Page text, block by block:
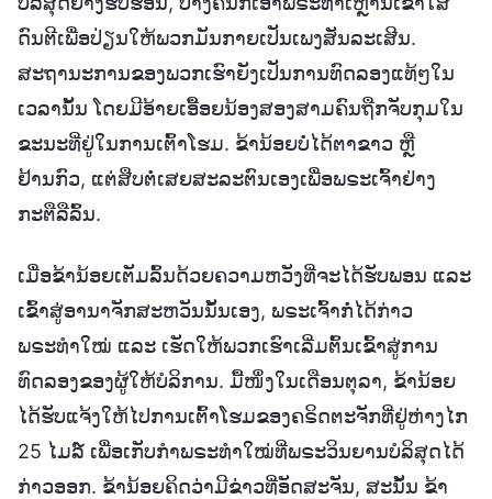
ດົນຕີເພື່ອປ່ຽນໃຫ້ພວກມັນກາຍເປັນເພງສັນລະເສີນ.
ສະຖານະການຂອງພວກເຮົາຍັງເປັນການທົດລອງແທ້ໆໃນ
ເວລານັ້ນ ໂດຍມີອ້າຍເອື້ອຍນ້ອງສອງສາມຄົນຖືກຈັບກຸມໃນ
ຂະນະທີ່ຢູ່ໃນການເຕົ້າໂຮມ. ຂ້ານ້ອຍບໍ່ໄດ້ຕາຂາວ ຫຼື
ຢ້ານກົວ, ແຕ່ສືບຕໍ່ເສຍສະລະຕົນເອງເພື່ອພຣະເຈົ້າຢ່າງ
ກະຕືລືລົ້ນ.
ເມື່ອຂ້ານ້ອຍເຕັມລົ້ນດ້ວຍຄວາມຫວັງທີ່ຈະໄດ້ຮັບພອນ ແລະ
ເຂົ້າສູ່ອານາຈັກສະຫວັນນັ້ນເອງ, ພຣະເຈົ້າກໍ່ໄດ້ກ່າວ
ພຣະທຳໃໝ່ ແລະ ເຮັດໃຫ້ພວກເຮົາເລີ່ມຕົ້ນເຂົ້າສູ່ການ
ທົດລອງຂອງຜູ້ໃຫ້ບໍລິການ. ມື້ໜຶ່ງໃນເດືອນຕຸລາ, ຂ້ານ້ອຍ
ໄດ້ຮັບແຈ້ງໃຫ້ໄປການເຕົ້າໂຮມຂອງຄຣິດຕະຈັກທີ່ຢູ່ຫ່າງໄກ
25 ໄມລ໌ ເພື່ອເກັບກຳພຣະທຳໃໝ່ທີ່ພຣະວິນຍານບໍລິສຸດໄດ້
ກ່າວອອກ. ຂ້ານ້ອຍຄິດວ່າມີຂ່າວທີ່ອັດສະຈັນ, ສະນັ້ນ ຂ້າ